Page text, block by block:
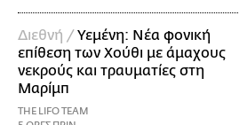
Διεθνή /Υεμένη: Νέα φονική
επίθεση των Χούθι με άμαχους
νεκρούς και τραυματίες στη
Μαρίμπ
THE LIFO TEAM